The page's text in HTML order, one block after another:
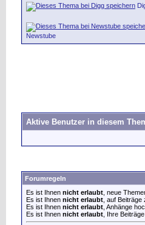
Newstube
Aktive Benutzer in diesem
Forumregeln
Es ist Ihnen nicht erlaubt , neue
Es ist Ihnen nicht erlaubt , auf
Es ist Ihnen nicht erlaubt , Anhänge
Es ist Ihnen nicht erlaubt , Ihre